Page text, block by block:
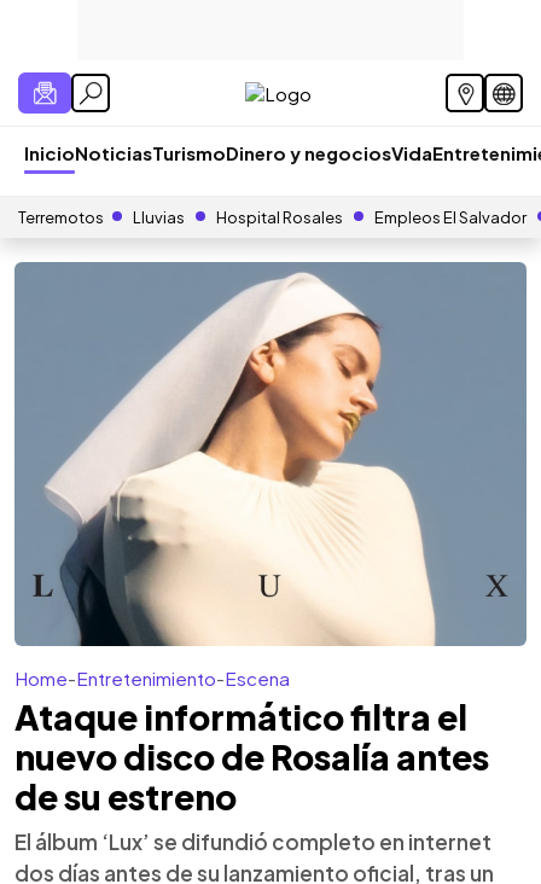
InicioNoticiasTurismoDinero y negociosVida
Terremotos Lluvias Hospital Rosales Empleos El Salvador
Home-Entretenimiento-Escena
Ataque informático filtra el
nuevo disco de Rosalía antes
de su estreno
El álbum ‘Lux’ se difundió completo en internet
dos días antes de su lanzamiento oficial, tras un